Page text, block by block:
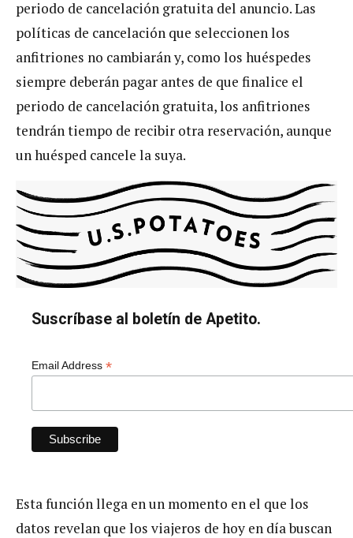
periodo de cancelación gratuita del anuncio. Las
políticas de cancelación que seleccionen los
anfitriones no cambiarán y, como los huéspedes
siempre deberán pagar antes de que finalice el
periodo de cancelación gratuita, los anfitriones
tendrán tiempo de recibir otra reservación, aunque
un huésped cancele la suya.
Suscríbase al boletín de Apetito.
Email Address *
Esta función llega en un momento en el que los
datos revelan que los viajeros de hoy en día buscan